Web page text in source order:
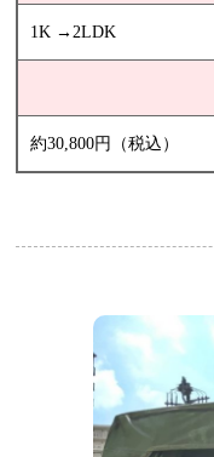
1K →2LDK
約30,800円（税込）